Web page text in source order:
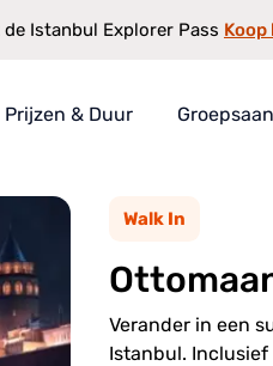
Istanbul Explorer Pass Koop
Prijzen & Duur
Walk In
Verander in een
Istanbul.